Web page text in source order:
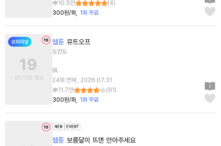
10.5만 (4)
300원/화
1화 무료
웹툰 뮤트오프
됴란됴
BL
24화 연재 , 2026.07.31
11.7만
(91 )
300원/화
1화 무료
웹툰 보름달이 뜨면 안아주세요